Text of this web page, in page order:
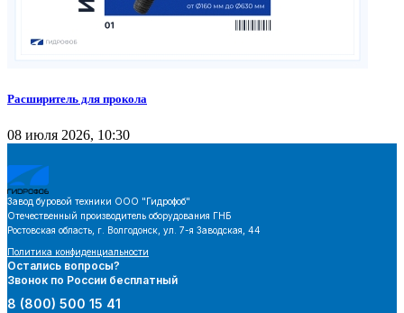
Расширитель для прокола
08 июля 2026, 10:30
Завод буровой техники ООО "Гидрофоб"
Отечественный производитель оборудования ГНБ
Ростовская область, г. Волгодонск, ул. 7-я Заводская, 44
Политика конфиденциальности
Остались вопросы?
Звонок по России бесплатный
8 (800) 500 15 41